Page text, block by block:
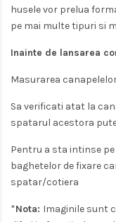
husele vor prelua
pe mai multe tipuri si
Inainte de lansarea
Masurarea
Sa verificati atat la
spatarul acestora
Pentru a sta intinse
baghetelor de fixare
spatar/cotiera
*Nota: Imaginile sunt